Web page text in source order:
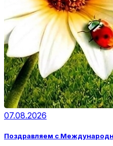
07.08.2026
Поздравляем с